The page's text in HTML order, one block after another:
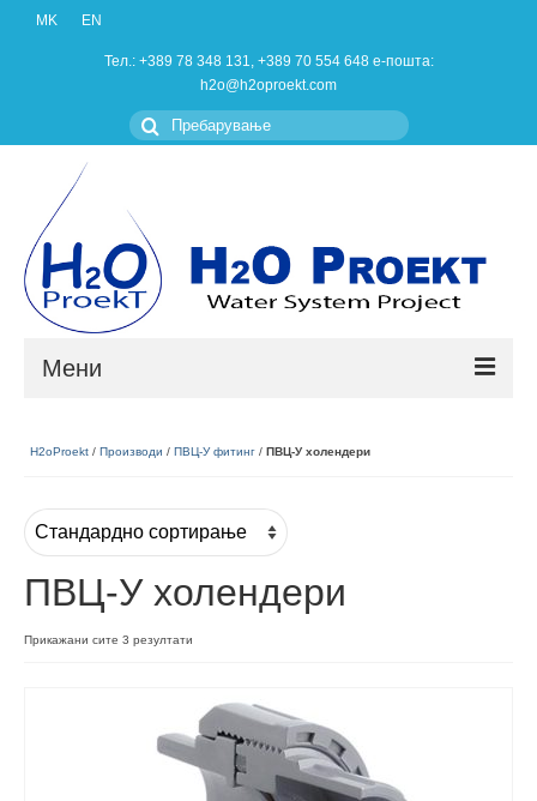
MK EN
Тел.: +389 78 348 131, +389 70 554 648 e-пошта:
h2o@h2oproekt.com
Пребарувањето
за:
Мени
За нас
Контакт
H2oProekt / Производи / ПВЦ-У фитинг / ПВЦ-У холендери
ПВЦ-У холендери
Прикажани сите 3 резултати